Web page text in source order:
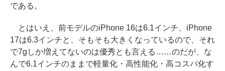
である。
とはいえ、前モデルのiPhone 16は6.1インチ、iPhone
17は6.3インチと、そもそも大きくなっているので、それ
で7gしか増えてないのは優秀とも言える……のだが、な
んで6.1インチのままで軽量化・高性能化・高コスパ化す